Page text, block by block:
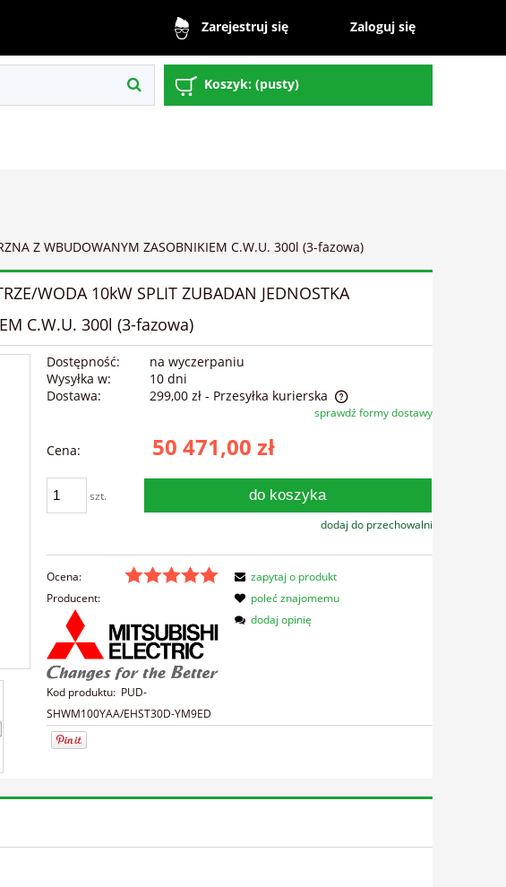
Zarejestruj się Zaloguj się
Koszyk: (pusty)
Z WBUDOWANYM ZASOBNIKIEM C.W.U. 300l (3-fazowa)
WODA 10kW SPLIT ZUBADAN JEDNOSTKA
C.W.U. 300l (3-fazowa)
Dostępność:
na wyczerpaniu
Wysyłka w:
10 dni
Dostawa:
299,00 zł - Przesyłka kurierska
Cena nie zawiera ewentualnych kosztów
płatności
sprawdź formy dostawy
Cena: 50 471,00 zł
szt. do koszyka
dodaj do przechowalni
Ocena:
Producent:
Kod produktu: PUD-
SHWM100YAA/EHST30D-YM9ED
zapytaj o produkt
poleć znajomemu
dodaj opinię